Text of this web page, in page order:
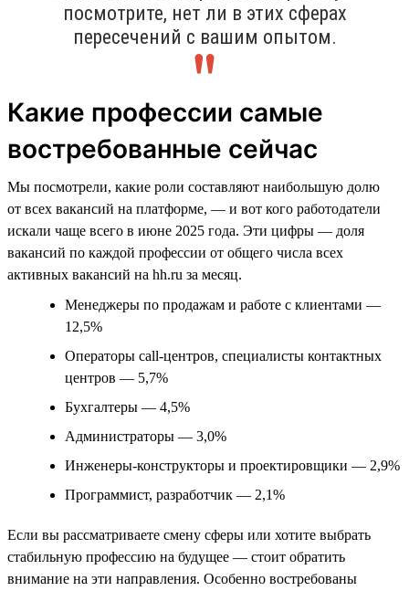
посмотрите, нет ли в этих сферах
пересечений с вашим опытом.
Какие профессии самые
востребованные сейчас
Мы посмотрели, какие роли составляют наибольшую долю
от всех вакансий на платформе, — и вот кого работодатели
искали чаще всего в июне 2025 года. Эти цифры — доля
вакансий по каждой профессии от общего числа всех
активных вакансий на hh.ru за месяц.
Менеджеры по продажам и работе с клиентами —
12,5%
Операторы call-центров, специалисты контактных
центров — 5,7%
Бухгалтеры — 4,5%
Администраторы — 3,0%
Инженеры-конструкторы и проектировщики — 2,9%
Программист, разработчик — 2,1%
Если вы рассматриваете смену сферы или хотите выбрать
стабильную профессию на будущее — стоит обратить
внимание на эти направления. Особенно востребованы